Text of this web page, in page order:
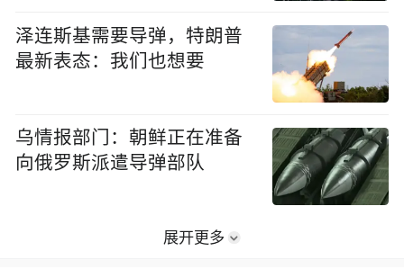
泽连斯基需要导弹，特朗普
最新表态：我们也想要
乌情报部门：朝鲜正在准备
向俄罗斯派遣导弹部队
展开更多